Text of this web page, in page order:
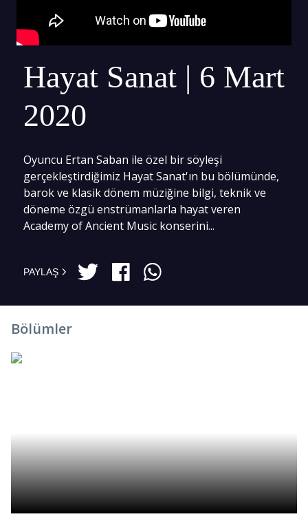
Hayat Sanat | 6 Mart
2020
Oyuncu Ertan Saban ile özel bir söyleşi
gerçekleştirdiğimiz Hayat Sanat'ın bu bölümünde,
barok ve klasik dönem müziğine bilgi, teknik ve
döneme özgü enstrümanlarla hayat veren
Academy of Ancient Music konserini...
PAYLAŞ
Bölümler